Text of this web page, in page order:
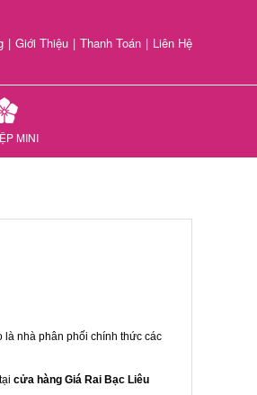
| Giới Thiệu | Thanh Toán | Liên Hệ
MINI
là nhà phân phối chính thức các
cửa hàng Giá Rai Bạc Liêu